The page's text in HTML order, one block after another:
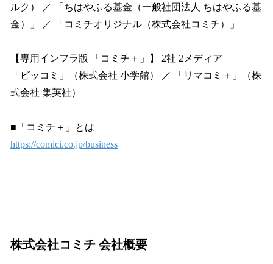
ルク） ／ 「ちはやふる基金（一般社団法人 ちはやふる基
金）」 ／ 「コミチオリジナル（株式会社コミチ）」
【専用インフラ版 「コミチ＋」】 2社 2メディア
「ビッコミ」（株式会社 小学館） ／ 「リマコミ＋」（株
式会社 集英社）
■「コミチ＋」とは
https://comici.co.jp/business
株式会社コミチ 会社概要